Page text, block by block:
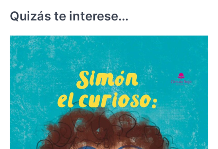
Quizás te interese...